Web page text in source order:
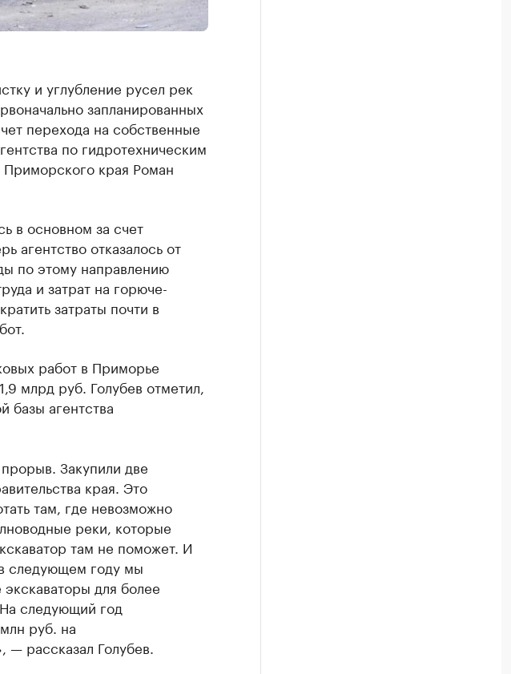
и углубление русел рек
запланированных
перехода на собственные
по гидротехническим
края Роман
в основном за счет
агентство отказалось от
по этому направлению
и затрат на горюче-
затраты почти в
работ в Приморье
млрд руб. Голубев отметил,
базы агентства
Закупили две
края. Это
там, где невозможно
реки, которые
там не поможет. И
следующем году мы
для более
следующий год
руб. на
рассказал Голубев.